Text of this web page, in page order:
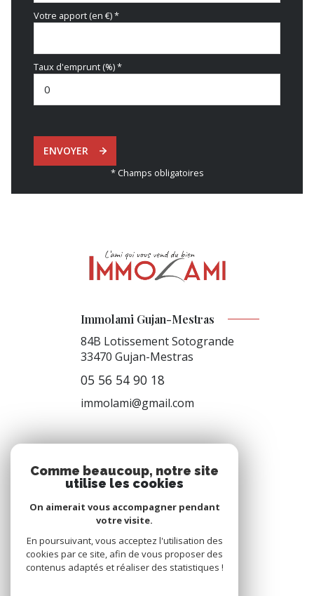
Votre apport (en €) *
Taux d'emprunt (%) *
ENVOYER
* Champs obligatoires
Immolami Gujan-Mestras
84B Lotissement Sotogrande
33470 Gujan-Mestras
05 56 54 90 18
immolami@gmail.com
Nous suivre
Comme beaucoup, notre site
utilise les cookies
On aimerait vous accompagner pendant
votre visite.
En poursuivant, vous acceptez l'utilisation des
cookies par ce site, afin de vous proposer des
contenus adaptés et réaliser des statistiques !